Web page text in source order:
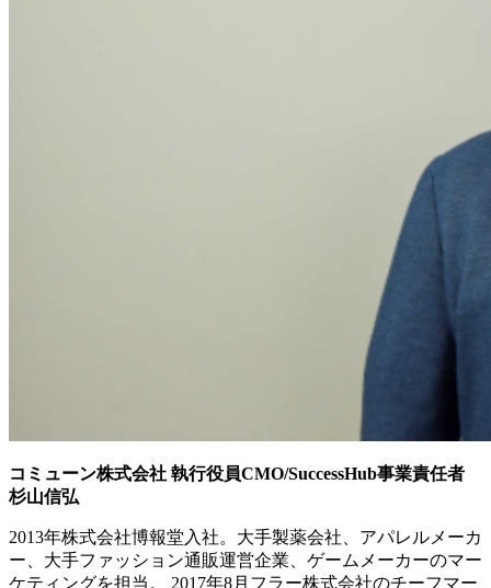
コミューン株式会社 執行役員CMO/SuccessHub事業責任者
杉山信弘
2013年株式会社博報堂入社。大手製薬会社、アパレルメーカ
ー、大手ファッション通販運営企業、ゲームメーカーのマー
ケティングを担当。 2017年8月フラー株式会社のチーフマー